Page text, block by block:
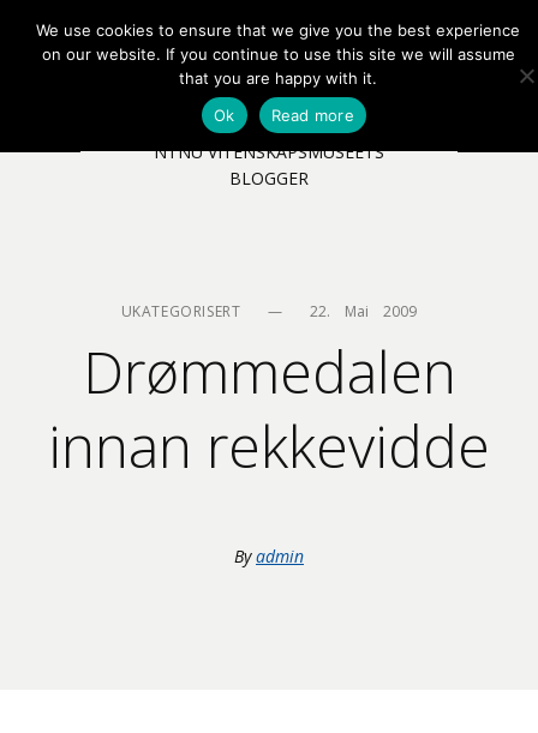
MENY EN NB
NTNU VITENSKAPSMUSEETS
BLOGGER
UKATEGORISERT — 22.    Mai    2009
Drømmedalen
innan rekkevidde
By admin
We use cookies to ensure that we give you the best experience
on our website. If you continue to use this site we will assume
that you are happy with it.
Ok
Read more